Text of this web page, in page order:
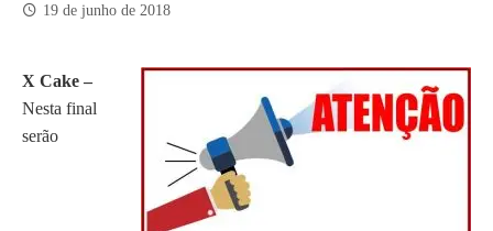
19 de junho de 2018
X Cake –
Nesta final
serão